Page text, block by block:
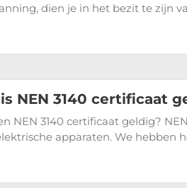
dien je in het bezit te zijn
NEN 3140 certificaat
NEN 3140 certificaat geldig?
apparaten. We hebben